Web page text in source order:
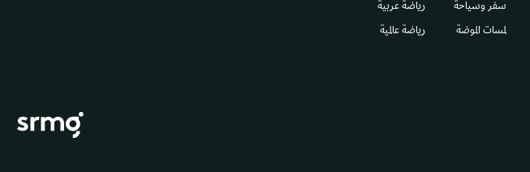
سفر وسياحة
لمسات الموضة
رياضة عربية
رياضة عالمية